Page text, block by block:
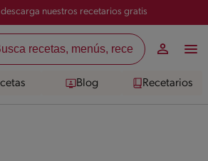
nuestros recetarios gratis
Blog Recetarios